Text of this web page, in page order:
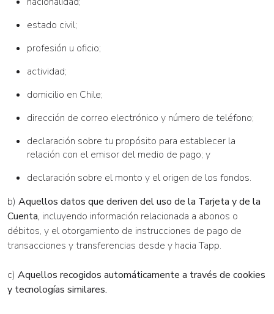
estado civil;
profesión u oficio;
actividad;
domicilio en Chile;
dirección de correo electrónico y número de teléfono;
declaración sobre tu propósito para establecer la
relación con el emisor del medio de pago; y
declaración sobre el monto y el origen de los fondos.
b) Aquellos datos que deriven del uso de la Tarjeta y de la
Cuenta, incluyendo información relacionada a abonos o
débitos, y el otorgamiento de instrucciones de pago de
transacciones y transferencias desde y hacia Tapp.
c) Aquellos recogidos automáticamente a través de cookies
y tecnologías similares.